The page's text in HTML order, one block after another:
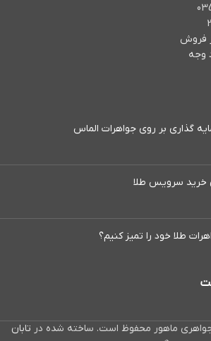
فروش
وجه
گذاری بر روی جواهرات الماس
خرید سرویس طلا
طلا خود را تمیز کنیم؟
جواهری ماهور محفوظ است. ساخته شده در تابان